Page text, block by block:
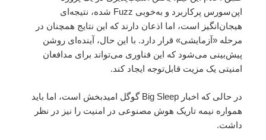
اپن‌سورس پرکاربرد و به‌خوبی Fuzz شده، نتیجه‌ای
هیجان‌انگیز است، اما اذعان دارند که این نتایج همچنان در
مرحله «آزمایشی» قرار دارد. با این حال، آینده‌ای روشن
پیش‌بینی می‌شود که این فناوری می‌تواند برای مدافعان
امنیتی یک مزیت قابل‌توجه ایجاد کند.
در حالی که اخبار Big Sleep گوگل امیدبخش است، اما باید
همواره نیمه تاریک هوش مصنوعی در امنیت را نیز در نظر
داشت.